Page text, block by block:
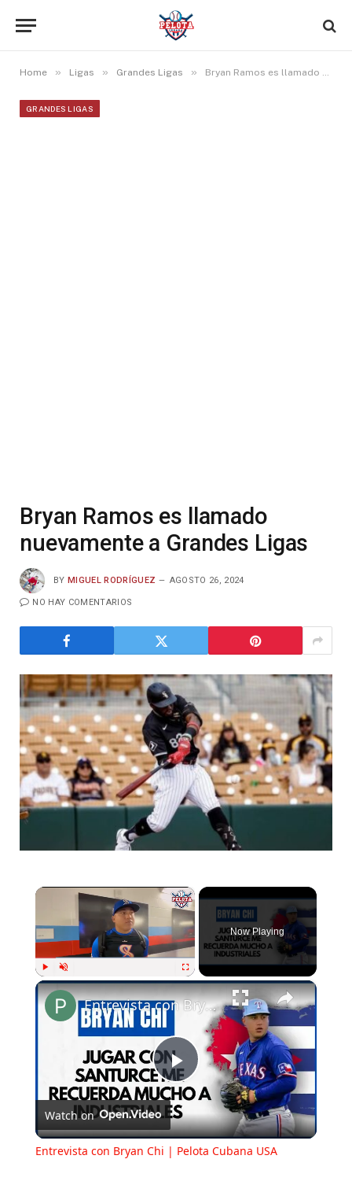
Home » Ligas » Grandes Ligas » Bryan Ramos es llamado nuevamente a Grandes Ligas
GRANDES LIGAS
Bryan Ramos es llamado
nuevamente a Grandes Ligas
BY MIGUEL RODRÍGUEZ AGOSTO 26, 2024
NO HAY COMENTARIOS
×
Play Unmute Fullscreen
Now Playing
×
Play
Video
Entrevista con Bryan Chi | Pelota Cubana USA
Watch on
Entrevista con Bryan Chi | Pelota Cubana USA